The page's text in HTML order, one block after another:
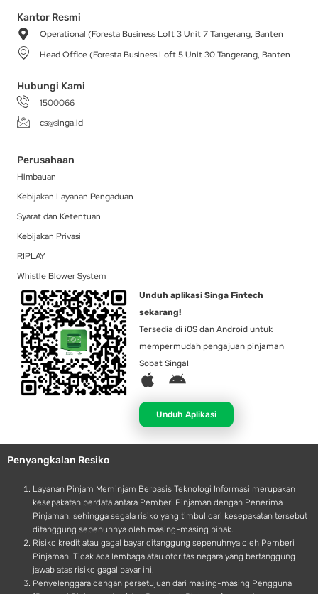
a
g
r
a
m
b
o
-
t
r
i
Kantor Resmi
Operational (Foresta Business Loft 3 Unit 7 Tangerang, Banten
Head Office (Foresta Business Loft 5 Unit 30 Tangerang, Banten
Hubungi Kami
1500066
cs@singa.id
Perusahaan
Himbauan
Kebijakan Layanan Pengaduan
Syarat dan Ketentuan
Kebijakan Privasi
RIPLAY
Whistle Blower System
Unduh aplikasi Singa Fintech
sekarang!
Tersedia di iOS dan Android untuk
mempermudah pengajuan pinjaman
Sobat Singa!
A
p
l
e
A
d
r
o
d
Unduh Aplikasi
Penyangkalan Resiko
Layanan Pinjam Meminjam Berbasis Teknologi Informasi merupakan
kesepakatan perdata antara Pemberi Pinjaman dengan Penerima
Pinjaman, sehingga segala risiko yang timbul dari kesepakatan tersebut
ditanggung sepenuhnya oleh masing-masing pihak.
Risiko kredit atau gagal bayar ditanggung sepenuhnya oleh Pemberi
Pinjaman. Tidak ada lembaga atau otoritas negara yang bertanggung
jawab atas risiko gagal bayar ini.
Penyelenggara dengan persetujuan dari masing-masing Pengguna